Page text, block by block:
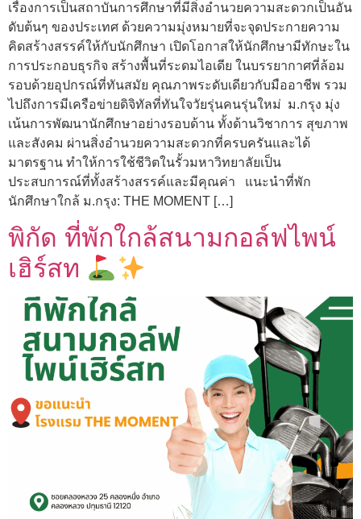
เรื่องการเป็นสถาบันการศึกษาที่มีสิ่งอำนวยความสะดวกเป็นอัน
ดับต้นๆ ของประเทศ ด้วยความมุ่งหมายที่จะจุดประกายความ
คิดสร้างสรรค์ให้กับนักศึกษา เปิดโอกาสให้นักศึกษามีทักษะใน
การประกอบธุรกิจ สร้างพื้นที่ระดมไอเดีย ในบรรยากาศที่ล้อม
รอบด้วยอุปกรณ์ที่ทันสมัย คุณภาพระดับเดียวกับมืออาชีพ รวม
ไปถึงการมีเครือข่ายดิจิทัลที่ทันใจวัยรุ่นคนรุ่นใหม่ ม.กรุง มุ่ง
เน้นการพัฒนานักศึกษาอย่างรอบด้าน ทั้งด้านวิชาการ สุขภาพ
และสังคม ผ่านสิ่งอำนวยความสะดวกที่ครบครันและได้
มาตรฐาน ทำให้การใช้ชีวิตในรั้วมหาวิทยาลัยเป็น
ประสบการณ์ที่ทั้งสร้างสรรค์และมีคุณค่า แนะนำที่พัก
นักศึกษาใกล้ ม.กรุง: THE MOMENT […]
พิกัด ที่พักใกล้สนามกอล์ฟไพน์
เฮิร์สท